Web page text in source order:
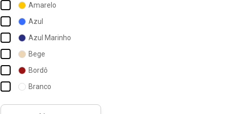
Amarelo
Azul
Azul Marinho
Bege
Bordô
Branco
Caramelo